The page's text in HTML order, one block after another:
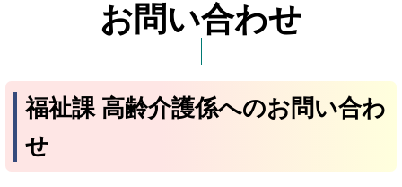
お問い合わせ
福祉課 高齢介護係へのお問い合わ
せ